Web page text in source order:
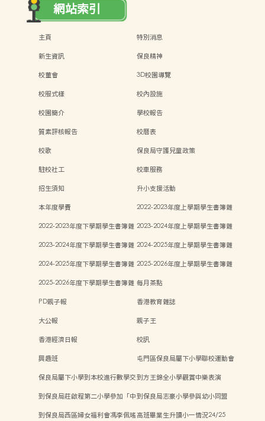
網站索引
主頁
特別消息
新生資訊
保良精神
校董會
3D校園導覽
校服式樣
校內設施
校園簡介
學校報告
質素評核報告
校曆表
校歌
保良局守護兒童政策
駐校社工
校車服務
招生須知
升小支援活動
本年度學費
2022-2023年度上學期學生書簿雜
2022-2023年度下學期學生書簿雜 2023-2024年度上學期學生書簿雜
2023-2024年度下學期學生書簿雜 2024-2025年度上學期學生書簿雜
2024-2025年度下學期學生書簿雜 2025-2026年度上學期學生書簿雜
2025-2026年度下學期學生書簿雜 每月茶點
PD親子報
香港教育雜誌
大公報
親子王
香港經濟日報
校訊
興趣班
屯門區保良局屬下小學聯校運動會
保良局屬下小學到本校進行數學交到方王錦全小學觀賞中樂表演
到保良局莊啟程第二小學參加「中到保良局志豪小學參與幼小同盟
到保良局西區婦女福利會馮李佩瑤高班畢業生升讀小一情況24/25